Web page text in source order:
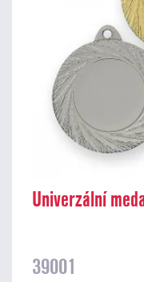
Univerzální
39001